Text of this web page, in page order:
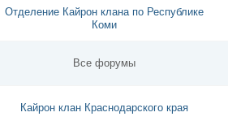
Отделение Кайрон клана по Республике
Коми
Все форумы
Кайрон клан Краснодарского края